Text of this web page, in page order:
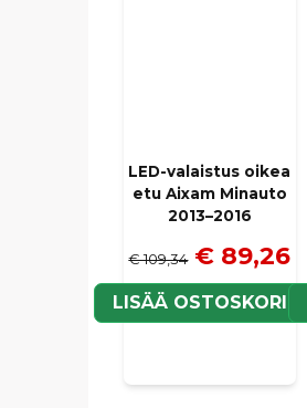
LED-valaistus oikea
etu Aixam Minauto
2013–2016
€ 109,34 € 89,26
LISÄÄ OSTOSKORIIN